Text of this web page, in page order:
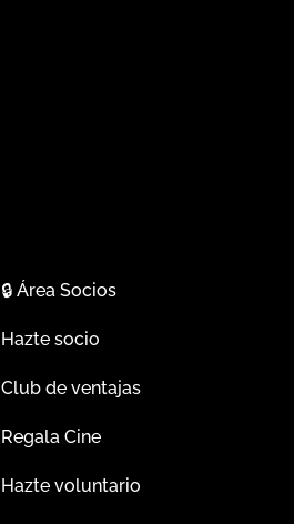
🔒Área Socios
Hazte socio
Club de ventajas
Regala Cine
Hazte voluntario